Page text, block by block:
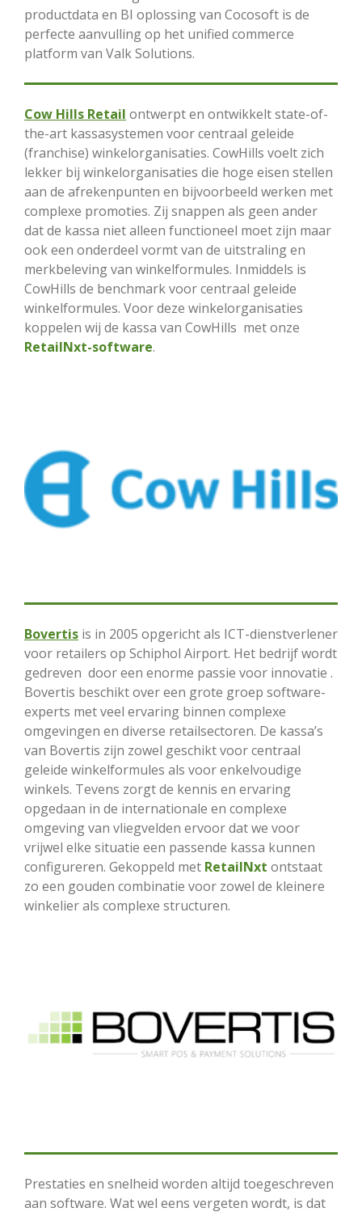
productdata en BI oplossing van Cocosoft is de
perfecte aanvulling op het unified commerce
platform van Valk Solutions.
Cow Hills Retail ontwerpt en ontwikkelt state-of-
the-art kassasystemen voor centraal geleide
(franchise) winkelorganisaties. CowHills voelt zich
lekker bij winkelorganisaties die hoge eisen stellen
aan de afrekenpunten en bijvoorbeeld werken met
complexe promoties. Zij snappen als geen ander
dat de kassa niet alleen functioneel moet zijn maar
ook een onderdeel vormt van de uitstraling en
merkbeleving van winkelformules. Inmiddels is
CowHills de benchmark voor centraal geleide
winkelformules. Voor deze winkelorganisaties
koppelen wij de kassa van CowHills met onze
RetailNxt-software.
Bovertis is in 2005 opgericht als ICT-dienstverlener
voor retailers op Schiphol Airport. Het bedrijf wordt
gedreven door een enorme passie voor innovatie .
Bovertis beschikt over een grote groep software-
experts met veel ervaring binnen complexe
omgevingen en diverse retailsectoren. De kassa’s
van Bovertis zijn zowel geschikt voor centraal
geleide winkelformules als voor enkelvoudige
winkels. Tevens zorgt de kennis en ervaring
opgedaan in de internationale en complexe
omgeving van vliegvelden ervoor dat we voor
vrijwel elke situatie een passende kassa kunnen
configureren. Gekoppeld met RetailNxt ontstaat
zo een gouden combinatie voor zowel de kleinere
winkelier als complexe structuren.
Prestaties en snelheid worden altijd toegeschreven
aan software. Wat wel eens vergeten wordt, is dat